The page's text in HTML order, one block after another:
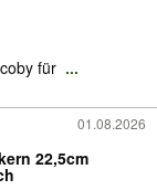
für ...
01.08.2026
22,5cm